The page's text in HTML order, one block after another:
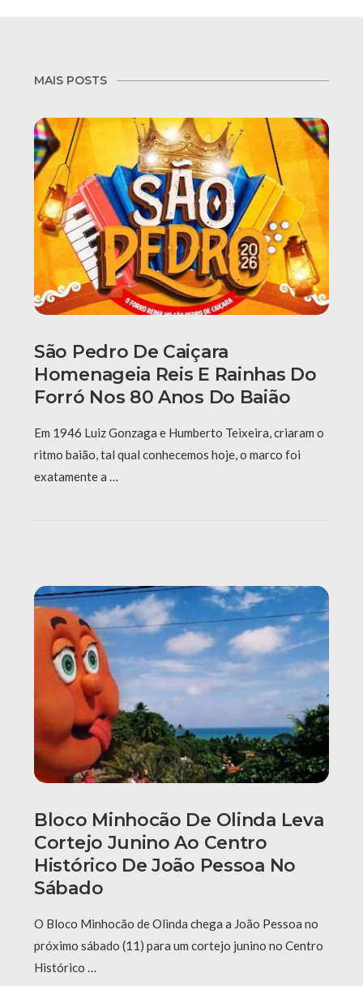
MAIS POSTS
São Pedro De Caiçara
Homenageia Reis E Rainhas Do
Forró Nos 80 Anos Do Baião
Em 1946 Luiz Gonzaga e Humberto Teixeira, criaram o
ritmo baião, tal qual conhecemos hoje, o marco foi
exatamente a …
Bloco Minhocão De Olinda Leva
Cortejo Junino Ao Centro
Histórico De João Pessoa No
Sábado
O Bloco Minhocão de Olinda chega a João Pessoa no
próximo sábado (11) para um cortejo junino no Centro
Histórico …